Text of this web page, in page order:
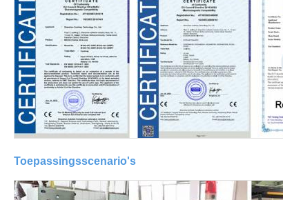
Toepassingsscenario's